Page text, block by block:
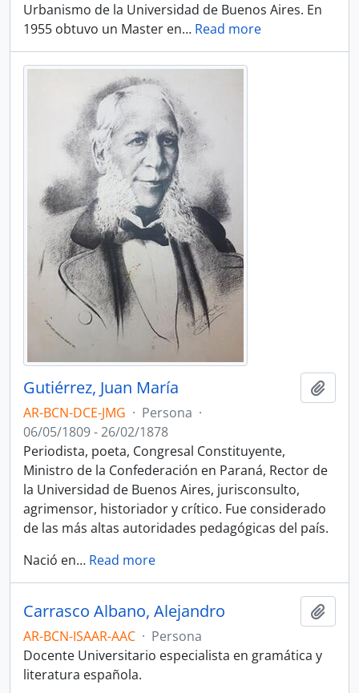
Urbanismo de la Universidad de Buenos Aires. En
1955 obtuvo un Master en… Read more
Gutiérrez, Juan María
AR-BCN-DCE-JMG · Persona ·
06/05/1809 - 26/02/1878
Periodista, poeta, Congresal Constituyente,
Ministro de la Confederación en Paraná, Rector de
la Universidad de Buenos Aires, jurisconsulto,
agrimensor, historiador y crítico. Fue considerado
de las más altas autoridades pedagógicas del país.
Nació en… Read more
Carrasco Albano, Alejandro
AR-BCN-ISAAR-AAC · Persona
Docente Universitario especialista en gramática y
literatura española.